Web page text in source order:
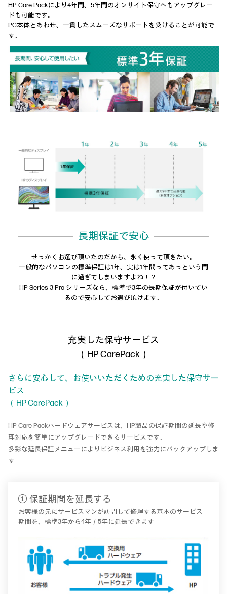
HP Care Packにより4年間、5年間のオンサイト保守へもアップグレー
ドも可能です。
PC本体とあわせ、一貫したスムーズなサポートを受けることが可能で
す。
長期保証で安心
せっかくお選び頂いたのだから、永く使って頂きたい。
一般的なパソコンの標準保証は1年、実は1年間ってあっという間
に過ぎてしまいますよね！？
HP Series 3 Pro シリーズなら、標準で3年の長期保証が付いてい
るので安心してお選び頂けます。
充実した保守サービス
（HP CarePack）
さらに安心して、お使いいただくための充実した保守サー
ビス
（HP CarePack）
HP Care Packハードウェアサービスは、HP製品の保証期間の延長や修
理対応を簡単にアップグレードできるサービスです。
多彩な延長保証メニューによりビジネス利用を強力にバックアップしま
す
① 保証期間を延長する
お客様の元にサービスマンが訪問して修理する基本のサービス
期間を、標準3年から4年／5年に延長できます